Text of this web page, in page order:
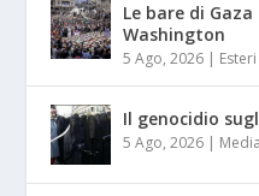
Le bare di
Washington
5 Ago, 2026 |
Il genocidio
5 Ago, 2026 |